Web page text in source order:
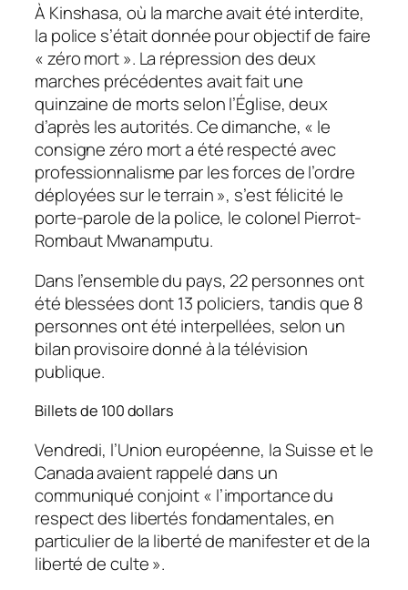
À Kinshasa, où la marche avait été interdite,
la police s’était donnée pour objectif de faire
« zéro mort ». La répression des deux
marches précédentes avait fait une
quinzaine de morts selon l’Église, deux
d’après les autorités. Ce dimanche, « le
consigne zéro mort a été respecté avec
professionnalisme par les forces de l’ordre
déployées sur le terrain », s’est félicité le
porte-parole de la police, le colonel Pierrot-
Rombaut Mwanamputu.
Dans l’ensemble du pays, 22 personnes ont
été blessées dont 13 policiers, tandis que 8
personnes ont été interpellées, selon un
bilan provisoire donné à la télévision
publique.
Billets de 100 dollars
Vendredi, l’Union européenne, la Suisse et le
Canada avaient rappelé dans un
communiqué conjoint « l’importance du
respect des libertés fondamentales, en
particulier de la liberté de manifester et de la
liberté de culte ».